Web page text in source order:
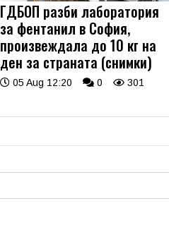
ГДБОП разби лаборатория
за фентанил в София,
произвеждала до 10 кг на
ден за страната (снимки)
05 Aug 12:20 0 301